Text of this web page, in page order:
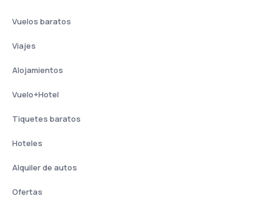
Vuelos baratos
Viajes
Alojamientos
Vuelo+Hotel
Tiquetes baratos
Hoteles
Alquiler de autos
Ofertas